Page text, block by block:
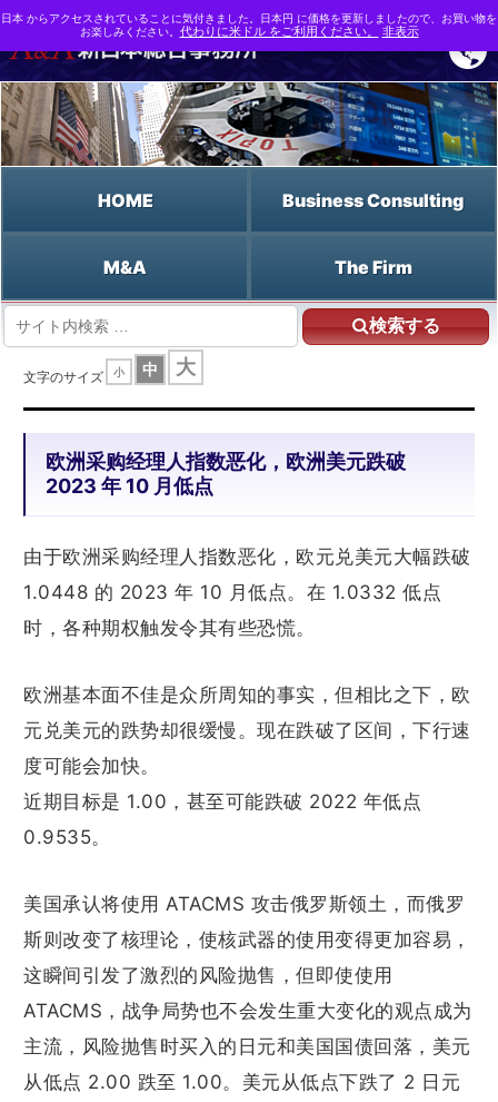
HOME Business Consulting
M&A The Firm
検索する
欧洲采购经理人指数恶化，欧洲美元跌破 2023 年 10 月低点
文字のサイズ
小 中 大
欧洲采购经理人指数恶化，欧洲美元跌破
2023 年 10 月低点
由于欧洲采购经理人指数恶化，欧元兑美元大幅跌破
1.0448 的 2023 年 10 月低点。在 1.0332 低点
时，各种期权触发令其有些恐慌。
欧洲基本面不佳是众所周知的事实，但相比之下，欧
元兑美元的跌势却很缓慢。现在跌破了区间，下行速
度可能会加快。
近期目标是 1.00，甚至可能跌破 2022 年低点
0.9535。
美国承认将使用 ATACMS 攻击俄罗斯领土，而俄罗
斯则改变了核理论，使核武器的使用变得更加容易，
这瞬间引发了激烈的风险抛售，但即使使用
ATACMS，战争局势也不会发生重大变化的观点成为
主流，风险抛售时买入的日元和美国国债回落，美元
从低点 2.00 跌至 1.00。美元从低点下跌了 2 日元
日本 からアクセスされていることに気付きました。日本円 に価格を更新しましたので、お買い物を
お楽しみください。 代わりに米ドル をご利用ください。 非表示